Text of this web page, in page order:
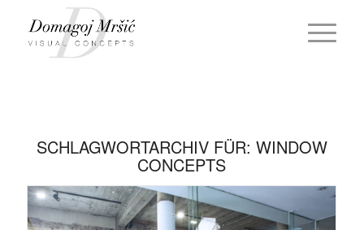
SCHLAGWORTARCHIV FÜR: WINDOW
CONCEPTS